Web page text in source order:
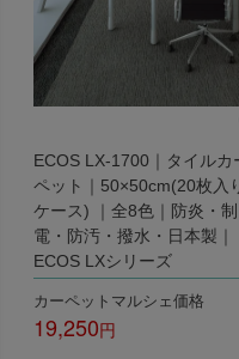
ECOS LX-1700｜タイルカ
ペット｜50×50cm(20枚入
ケース) ｜全8色｜防炎・制
電・防汚・撥水・日本製｜
ECOS LXシリーズ
カーペットマルシェ価格
19,250